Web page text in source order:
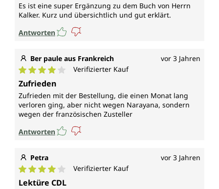
Es ist eine super Ergänzung zu dem Buch von Herrn
Kalker. Kurz und übersichtlich und gut erklärt.
Antworten
Ber paule aus Frankreich vor 3 Jahren
Durchschnittliche Bewertung von 4 von 5 Sternen
Verifizierter Kauf
Zufrieden
Zufrieden mit der Bestellung, die einen Monat lang
verloren ging, aber nicht wegen Narayana, sondern
wegen der französischen Zusteller
Antworten
Petra vor 3 Jahren
Durchschnittliche Bewertung von 4 von 5 Sternen
Verifizierter Kauf
Lektüre CDL